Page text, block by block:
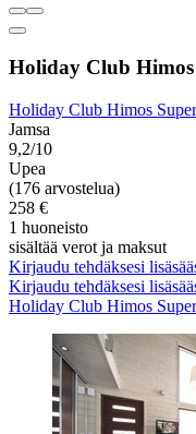
Holiday Club
Holiday Club Himos
Jamsa
9,2/10
Upea
(176 arvostelua)
258 €
1 huoneisto
sisältää verot ja maksut
Kirjaudu tehdäksesi
Kirjaudu tehdäksesi
Holiday Club Himos